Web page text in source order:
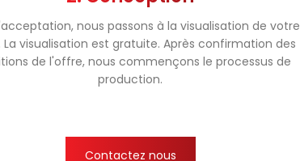
nous passons à la visualisation de votre
La visualisation est gratuite. Après confirmation des
de l'offre, nous commençons le processus de
production.
Contactez nous